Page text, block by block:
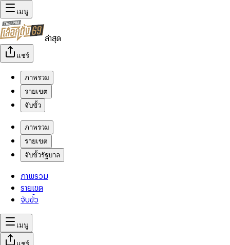
เมนู
ล่าสุด
แชร์
ภาพรวม
รายเขต
จับขั้ว
ภาพรวม
รายเขต
จับขั้วรัฐบาล
ภาพรวม
รายเขต
จับขั้ว
เมนู